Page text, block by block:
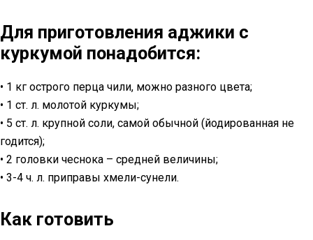
Для приготовления аджики с
куркумой понадобится:
• 1 кг острого перца чили, можно разного цвета;
• 1 ст. л. молотой куркумы;
• 5 ст. л. крупной соли, самой обычной (йодированная не
годится);
• 2 головки чеснока – средней величины;
• 3-4 ч. л. приправы хмели-сунели.
Как готовить